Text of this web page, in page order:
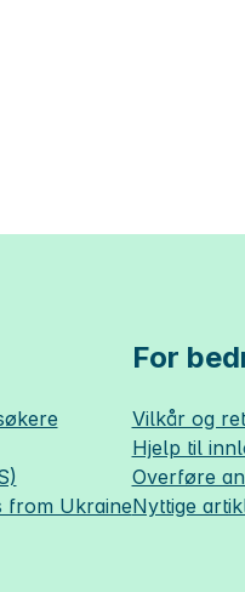
from Ukraine
For
Vilkår og
Hjelp til
Overføre
Nyttige